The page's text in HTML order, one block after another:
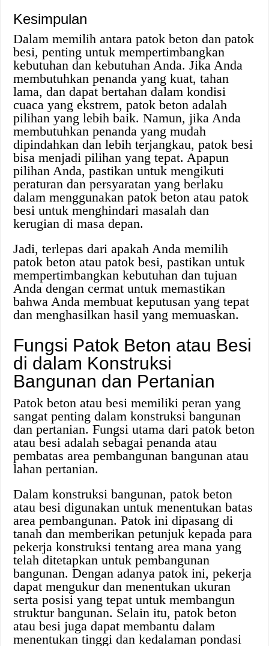
Kesimpulan
Dalam memilih antara patok beton dan patok
besi, penting untuk mempertimbangkan
kebutuhan dan kebutuhan Anda. Jika Anda
membutuhkan penanda yang kuat, tahan
lama, dan dapat bertahan dalam kondisi
cuaca yang ekstrem, patok beton adalah
pilihan yang lebih baik. Namun, jika Anda
membutuhkan penanda yang mudah
dipindahkan dan lebih terjangkau, patok besi
bisa menjadi pilihan yang tepat. Apapun
pilihan Anda, pastikan untuk mengikuti
peraturan dan persyaratan yang berlaku
dalam menggunakan patok beton atau patok
besi untuk menghindari masalah dan
kerugian di masa depan.
Jadi, terlepas dari apakah Anda memilih
patok beton atau patok besi, pastikan untuk
mempertimbangkan kebutuhan dan tujuan
Anda dengan cermat untuk memastikan
bahwa Anda membuat keputusan yang tepat
dan menghasilkan hasil yang memuaskan.
Fungsi Patok Beton atau Besi
di dalam Konstruksi
Bangunan dan Pertanian
Patok beton atau besi memiliki peran yang
sangat penting dalam konstruksi bangunan
dan pertanian. Fungsi utama dari patok beton
atau besi adalah sebagai penanda atau
pembatas area pembangunan bangunan atau
lahan pertanian.
Dalam konstruksi bangunan, patok beton
atau besi digunakan untuk menentukan batas
area pembangunan. Patok ini dipasang di
tanah dan memberikan petunjuk kepada para
pekerja konstruksi tentang area mana yang
telah ditetapkan untuk pembangunan
bangunan. Dengan adanya patok ini, pekerja
dapat mengukur dan menentukan ukuran
serta posisi yang tepat untuk membangun
struktur bangunan. Selain itu, patok beton
atau besi juga dapat membantu dalam
menentukan tinggi dan kedalaman pondasi